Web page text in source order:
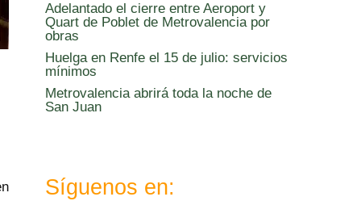
Adelantado el cierre entre Aeroport y
Quart de Poblet de Metrovalencia por
obras
Huelga en Renfe el 15 de julio: servicios
mínimos
Metrovalencia abrirá toda la noche de
San Juan
Síguenos en: